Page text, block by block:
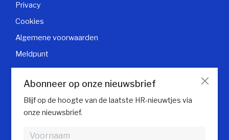
Abonneer op onze nieuwsbrief
Blijf op de hoogte van de laatste HR-nieuwtjes via
onze nieuwsbrief.
Privacy
Cookies
Algemene voorwaarden
Meldpunt
Klantendienst
Contacteer klantendienst